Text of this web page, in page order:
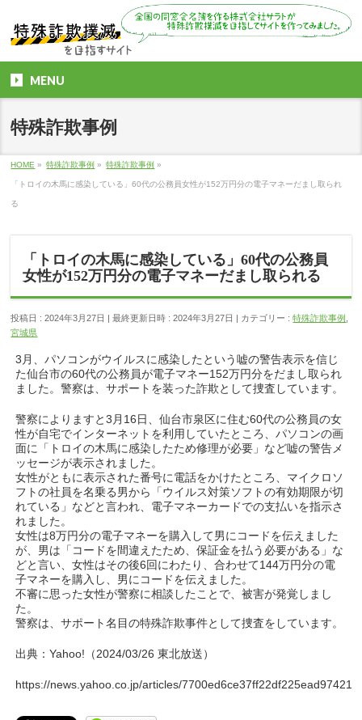
MENU
特殊詐欺事例
HOME » 特殊詐欺事例 » 特殊詐欺事例 »
「トロイの木馬に感染している」60代の公務員女性が152万円分の電子マネーだまし取られ
る
「トロイの木馬に感染している」60代の公務員
女性が152万円分の電子マネーだまし取られる
投稿日 : 2024年3月27日 最終更新日時 : 2024年3月27日 カテゴリー :特殊詐欺事例
宮城県
3月、パソコンがウイルスに感染したという嘘の警告表示を信じ
た仙台市の60代の公務員が電子マネー152万円分をだまし取られ
ました。警察は、サポートを装った詐欺として捜査しています。
警察によりますと3月16日、仙台市泉区に住む60代の公務員の女
性が自宅でインターネットを利用していたところ、パソコンの画
面に「トロイの木馬に感染したため修理が必要」など嘘の警告メ
ッセージが表示されました。
女性がともに表示された番号に電話をかけたところ、マイクロソ
フトの社員を名乗る男から「ウイルス対策ソフトの有効期限が切
れている」などと言われ、電子マネーカードでの支払いを指示さ
れました。
女性は8万円分の電子マネーを購入して男にコードを伝えました
が、男は「コードを間違えたため、保証金を払う必要がある」な
どと言い、女性はその後6回にわたり、合わせて144万円分の電
子マネーを購入し、男にコードを伝えました。
不審に思った女性が警察に相談したことで、被害が発覚しまし
た。
警察は、サポート名目の特殊詐欺事件として捜査をしています。
出典：Yahoo!（2024/03/26 東北放送）
https://news.yahoo.co.jp/articles/